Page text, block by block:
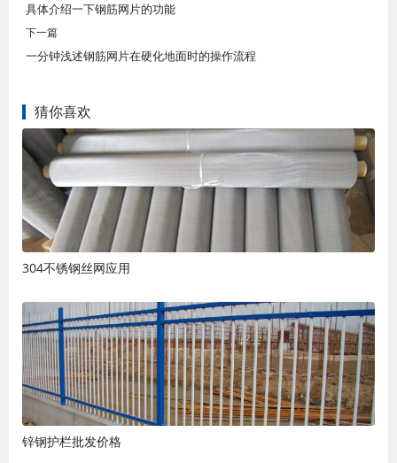
具体介绍一下钢筋网片的功能
下一篇
一分钟浅述钢筋网片在硬化地面时的操作流程
猜你喜欢
304不锈钢丝网应用
锌钢护栏批发价格